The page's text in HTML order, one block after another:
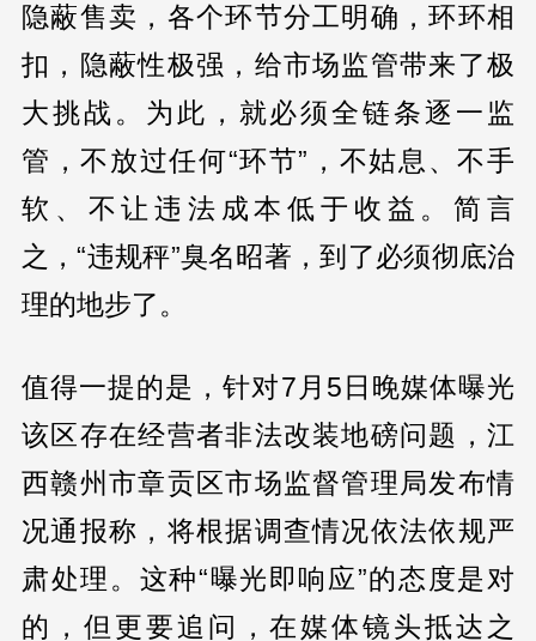
隐蔽售卖，各个环节分工明确，环环相
扣，隐蔽性极强，给市场监管带来了极
大挑战。为此，就必须全链条逐一监
管，不放过任何“环节”，不姑息、不手
软、不让违法成本低于收益。简言
之，“违规秤”臭名昭著，到了必须彻底治
理的地步了。
值得一提的是，针对7月5日晚媒体曝光
该区存在经营者非法改装地磅问题，江
西赣州市章贡区市场监督管理局发布情
况通报称，将根据调查情况依法依规严
肃处理。这种“曝光即响应”的态度是对
的，但更要追问，在媒体镜头抵达之